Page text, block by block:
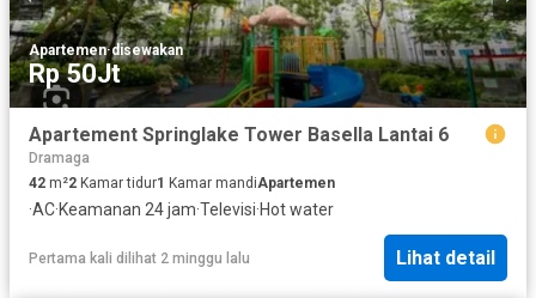
Apartemen·disewakan
Rp 50Jt
Apartement Springlake Tower Basella Lantai 6
Dramaga
42 m²2 Kamar tidur1 Kamar mandiApartemen
·AC·Keamanan 24 jam·Televisi·Hot water
Pertama kali dilihat 2 minggu lalu Lihat detail